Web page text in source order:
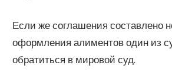
Если же соглашения составлено
оформления алиментов один из
обратиться в мировой суд.